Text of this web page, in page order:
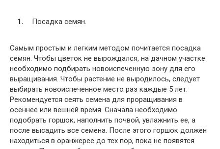
Посадка семян.
Самым простым и легким методом почитается посадка
семян. Чтобы цветок не вырождался, на дачном участке
необходимо подбирать новоиспеченную зону для его
выращивания. Чтобы растение не выродилось, следует
выбирать новоиспеченное место раз каждые 5 лет.
Рекомендуется сеять семена для проращивания в
осеннее или вешней время. Сначала необходимо
подобрать горшок, наполнить почвой, увлажнить ее, а
после высадить все семена. После этого горшок должен
находиться в оранжерее до тех пор, пока не появятся